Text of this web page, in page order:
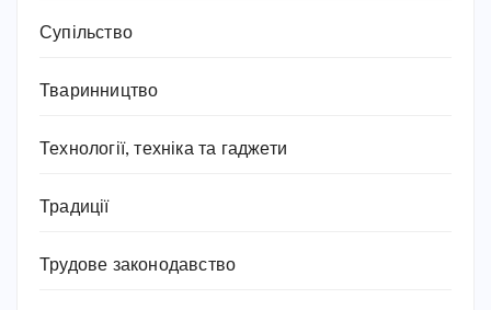
Супільство
Тваринництво
Технології, техніка та гаджети
Традиції
Трудове законодавство